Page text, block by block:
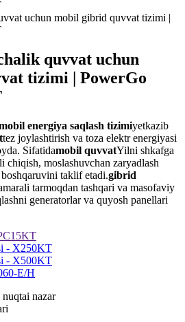
quvvat uchun
tizimi | PowerGo
energiya saqlash tizimiyetkazib
tez joylashtirish va toza elektr energiyasi
Sifatidamobil quvvatYilni shkafga
chiqish, moslashuvchan zaryadlash
taklif etadi.gibrid
tarmoqdan tashqari va masofaviy
generatorlar va quyosh panellari
- X250KT
- X500KT
E/H
nazar